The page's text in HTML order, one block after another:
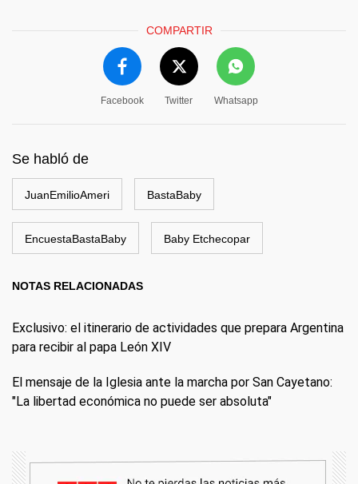
COMPARTIR
Facebook Twitter Whatsapp
Se habló de
JuanEmilioAmeri BastaBaby
EncuestaBastaBaby Baby Etchecopar
NOTAS RELACIONADAS
Exclusivo: el itinerario de actividades que prepara Argentina
para recibir al papa León XIV
El mensaje de la Iglesia ante la marcha por San Cayetano:
"La libertad económica no puede ser absoluta"